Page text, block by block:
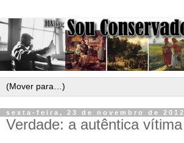
sexta-feira, 23 de novembro de 2012
Verdade: a autêntica vítima